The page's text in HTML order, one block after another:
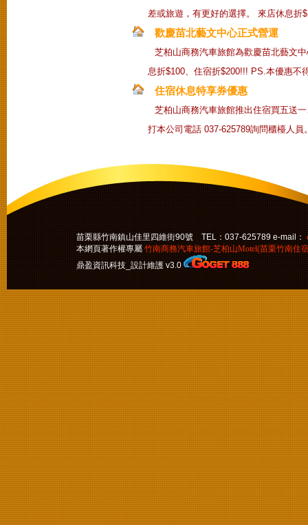
差或旅遊，有更好的選擇。 來店休息折
歡慶苗北藝文中心正式營運
芝柏山商務汽車旅館為歡慶苗北藝文
息折$100、住宿折$200!!! PS.本優惠不
住宿休息特享券優惠
芝柏山商務汽車旅館推出住宿買五送
打本公司電話 037-625789詢問櫃檯人員
苗栗縣竹南鎮山佳里四維街90號 TEL：037-625789 e-mail：
本網頁著作權專屬 竹南商務汽車旅館-芝柏山Motel(苗栗竹南住
鼎盈資訊科技_設計維護 v3.0